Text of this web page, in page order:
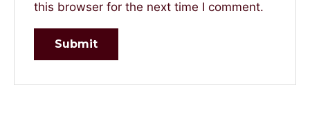
this browser for the next time I comment.